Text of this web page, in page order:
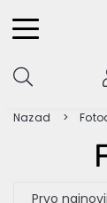
Nazad